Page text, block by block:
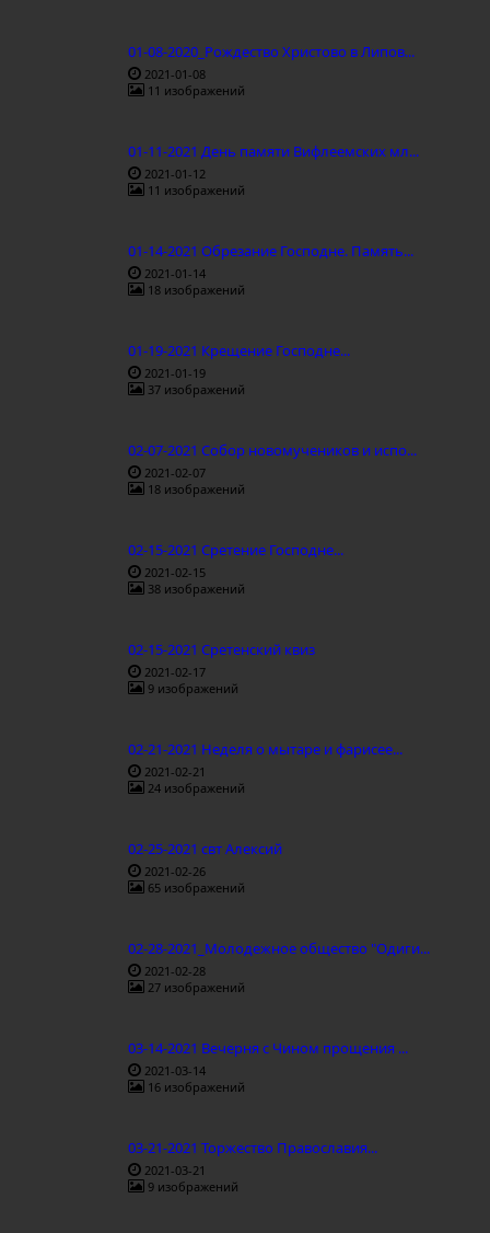
01-08-2020_Рождество Христово в Липов...
2021-01-08
11 изображений
01-11-2021 День памяти Вифлеемских мл...
2021-01-12
11 изображений
01-14-2021 Обрезание Господне. Память...
2021-01-14
18 изображений
01-19-2021 Крещение Господне...
2021-01-19
37 изображений
02-07-2021 Собор новомучеников и испо...
2021-02-07
18 изображений
02-15-2021 Сретение Господне...
2021-02-15
38 изображений
02-15-2021 Сретенский квиз
2021-02-17
9 изображений
02-21-2021 Неделя о мытаре и фарисее...
2021-02-21
24 изображений
02-25-2021 свт Алексий
2021-02-26
65 изображений
02-28-2021_Молодежное общество "Одиги...
2021-02-28
27 изображений
03-14-2021 Вечерня с Чином прощения ...
2021-03-14
16 изображений
03-21-2021 Торжество Православия...
2021-03-21
9 изображений